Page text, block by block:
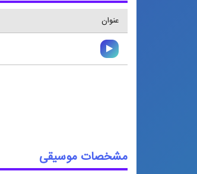
عنوان
مشخصات موسیقی